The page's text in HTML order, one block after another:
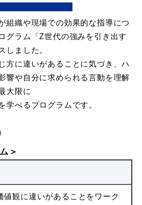
組織や現場での効果的な指導につ
グラム「Z世代の強みを引き出す
しました。
方に違いがあることに気づき、ハ
響や自分に求められる言動を理解
大限に
学べるプログラムです。
＞
値観に違いがあることをワーク